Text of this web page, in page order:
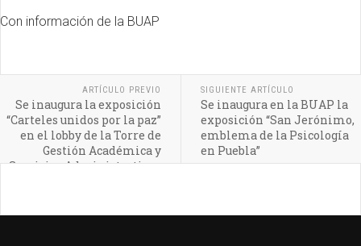
Con información de la BUAP
ARTÍCULO PREVIO
Se inaugura la exposición
“Carteles unidos por la paz”
en el lobby de la Torre de
Gestión Académica y
Servicios Administrativos
SIGUIENTE ARTÍCULO
Se inaugura en la BUAP la
exposición “San Jerónimo,
emblema de la Psicología
en Puebla”